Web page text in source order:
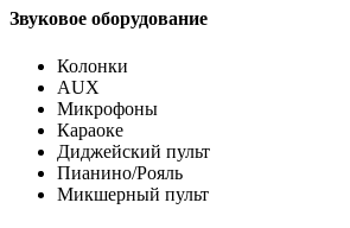
Звуковое оборудование
Колонки
AUX
Микрофоны
Караоке
Диджейский пульт
Пианино/Рояль
Микшерный пульт